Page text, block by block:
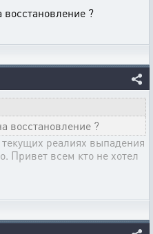
восстановление ?
восстановление ?
реалиях выпадения
Привет всем кто не хотел